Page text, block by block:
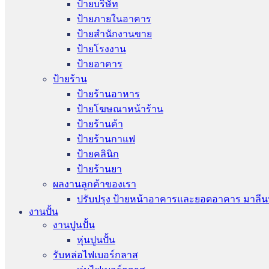
ป้ายบริษัท
ป้ายภายในอาคาร
ป้ายสำนักงานขาย
ป้ายโรงงาน
ป้ายอาคาร
ป้ายร้าน
ป้ายร้านอาหาร
ป้ายโฆษณาหน้าร้าน
ป้ายร้านค้า
ป้ายร้านกาแฟ
ป้ายคลินิก
ป้ายร้านยา
ผลงานลูกค้าของเรา
ปรับปรุง ป้ายหน้าอาคารและยอดอาคาร มาลี
งานปั้น
งานปูนปั้น
หุ่นปูนปั้น
รับหล่อไฟเบอร์กลาส